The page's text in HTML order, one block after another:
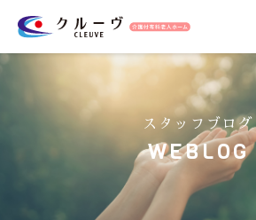
スタッフブログ
WEBLOG